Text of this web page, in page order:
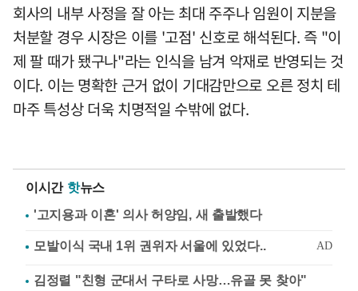
회사의 내부 사정을 잘 아는 최대 주주나 임원이 지분을
처분할 경우 시장은 이를 '고점' 신호로 해석된다. 즉 "이
제 팔 때가 됐구나"라는 인식을 남겨 악재로 반영되는 것
이다. 이는 명확한 근거 없이 기대감만으로 오른 정치 테
마주 특성상 더욱 치명적일 수밖에 없다.
이시간 핫뉴스
'고지용과 이혼' 의사 허양임, 새 출발했다
김정렬 "친형 군대서 구타로 사망…유골 못 찾아"